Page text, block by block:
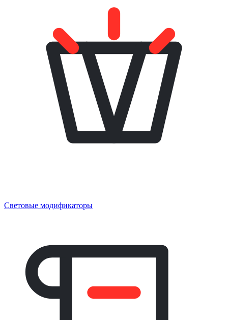
Световые модификаторы